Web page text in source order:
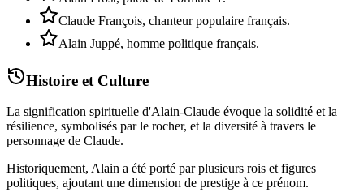
Claude François, chanteur populaire français.
Alain Juppé, homme politique français.
Histoire et Culture
La signification spirituelle d'Alain-Claude évoque la solidité et la
résilience, symbolisés par le rocher, et la diversité à travers le
personnage de Claude.
Historiquement, Alain a été porté par plusieurs rois et figures
politiques, ajoutant une dimension de prestige à ce prénom.